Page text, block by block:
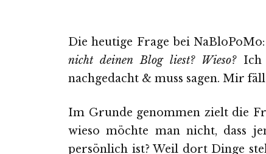
Die heutige Frage bei NaBloPoMo:
nicht deinen Blog liest? Wieso?Ich
nachgedacht & muss sagen. Mir
Im Grunde genommen zielt die
wieso möchte man nicht, dass
persönlich ist? Weil dort Dinge